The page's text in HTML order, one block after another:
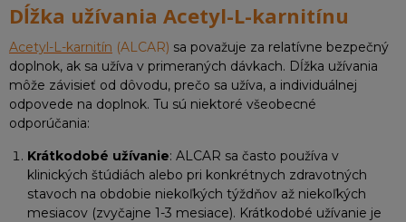
Dĺžka užívania Acetyl-L-karnitínu
Acetyl-L-karnitín (ALCAR) sa považuje za relatívne bezpečný
doplnok, ak sa užíva v primeraných dávkach. Dĺžka užívania
môže závisieť od dôvodu, prečo sa užíva, a individuálnej
odpovede na doplnok. Tu sú niektoré všeobecné
odporúčania:
Krátkodobé užívanie: ALCAR sa často používa v
klinických štúdiách alebo pri konkrétnych zdravotných
stavoch na obdobie niekoľkých týždňov až niekoľkých
mesiacov (zvyčajne 1-3 mesiace). Krátkodobé užívanie je